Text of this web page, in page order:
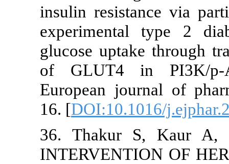
insulin
glucose
of GLUT4
European
16. [
36.